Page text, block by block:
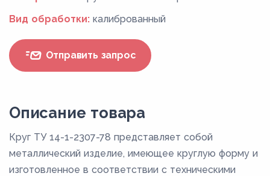
Вид обработки: калиброванный
Отправить запрос
Описание товара
Круг ТУ 14-1-2307-78 представляет собой
металлический изделие, имеющее круглую форму и
изготовленное в соответствии с техническими